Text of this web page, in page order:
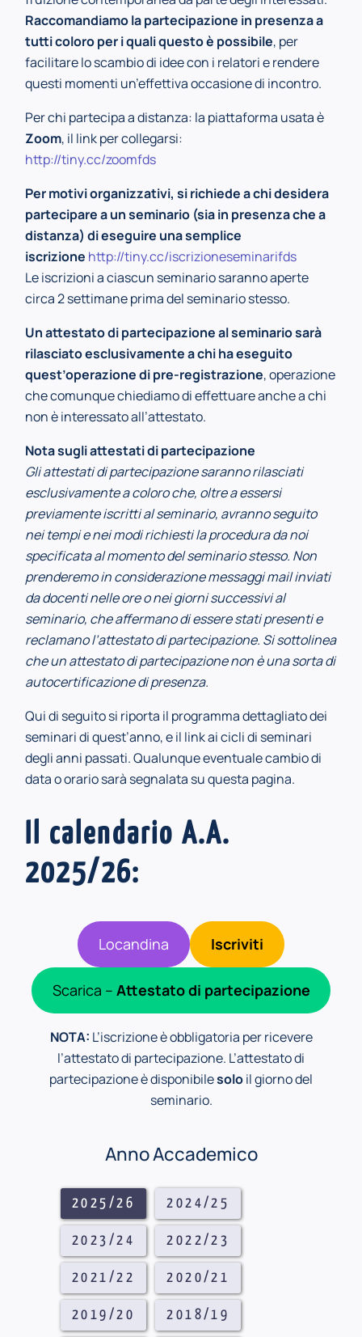
Raccomandiamo la partecipazione in presenza a
tutti coloro per i quali questo è possibile, per
facilitare lo scambio di idee con i relatori e rendere
questi momenti un’effettiva occasione di incontro.
Per chi partecipa a distanza: la piattaforma usata è
Zoom, il link per collegarsi:
http://tiny.cc/zoomfds
Per motivi organizzativi, si richiede a chi desidera
partecipare a un seminario (sia in presenza che a
distanza) di eseguire una semplice
iscrizione http://tiny.cc/iscrizioneseminarifds
Le iscrizioni a ciascun seminario saranno aperte
circa 2 settimane prima del seminario stesso.
Un attestato di partecipazione al seminario sarà
rilasciato esclusivamente a chi ha eseguito
quest’operazione di pre-registrazione, operazione
che comunque chiediamo di effettuare anche a chi
non è interessato all’attestato.
Nota sugli attestati di partecipazione
Gli attestati di partecipazione saranno rilasciati
esclusivamente a coloro che, oltre a essersi
previamente iscritti al seminario, avranno seguito
nei tempi e nei modi richiesti la procedura da noi
specificata al momento del seminario stesso. Non
prenderemo in considerazione messaggi mail inviati
da docenti nelle ore o nei giorni successivi al
seminario, che affermano di essere stati presenti e
reclamano l’attestato di partecipazione. Si sottolinea
che un attestato di partecipazione non è una sorta di
autocertificazione di presenza.
Qui di seguito si riporta il programma dettagliato dei
seminari di quest’anno, e il link ai cicli di seminari
degli anni passati. Qualunque eventuale cambio di
data o orario sarà segnalata su questa pagina.
Il calendario A.A.
2025/26:
Locandina Iscriviti
Scarica – Attestato di partecipazione
NOTA: L’iscrizione è obbligatoria per ricevere
l’attestato di partecipazione. L’attestato di
partecipazione è disponibilesoloil giorno del
seminario.
Anno Accademico
2025/26 2024/25
2023/24 2022/23
2021/22 2020/21
2019/20 2018/19